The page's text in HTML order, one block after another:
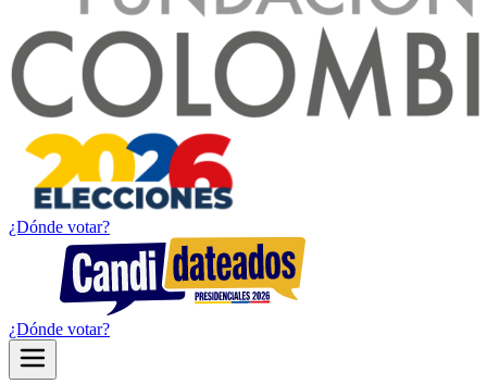
¿Dónde votar?
¿Dónde votar?